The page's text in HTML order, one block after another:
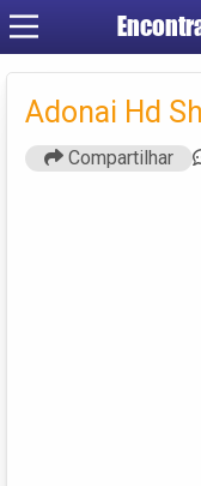
Adonai Hd
Compartilhar